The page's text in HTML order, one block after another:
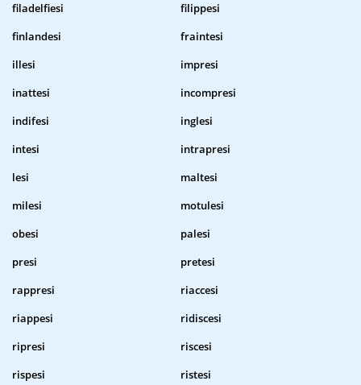
filadelfiesi
filippesi
finlandesi
fraintesi
illesi
impresi
inattesi
incompresi
indifesi
inglesi
intesi
intrapresi
lesi
maltesi
milesi
motulesi
obesi
palesi
presi
pretesi
rappresi
riaccesi
riappesi
ridiscesi
ripresi
riscesi
rispesi
ristesi